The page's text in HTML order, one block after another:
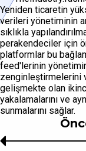
Yeniden ticaretin
verileri yönetiminin
sıklıkla
perakendeciler için
platformlar bu
feed'lerinin yönetimini
zenginleştirmelerini
gelişmekte olan
yakalamalarını ve
sunmalarını sağlar.